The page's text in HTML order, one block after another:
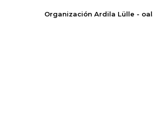
Organización Ardila Lülle -